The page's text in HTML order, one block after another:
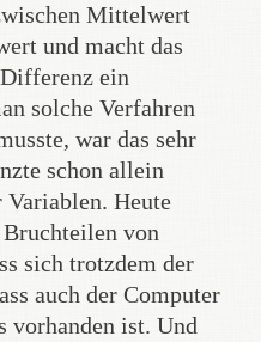
Mittelwert
und macht das
ein
solche Verfahren
war das sehr
schon allein
Variablen. Heute
von
sich trotzdem der
auch der Computer
vorhanden ist. Und